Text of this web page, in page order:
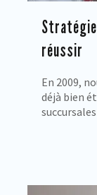
réussir
En 2009,
déjà bien